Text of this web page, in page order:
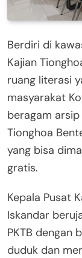
Berdiri di
Kajian
ruang literasi
masyarakat
beragam
Tionghoa
yang bisa
gratis.
Kepala Pusat
Iskandar
PKTB dengan
duduk dan